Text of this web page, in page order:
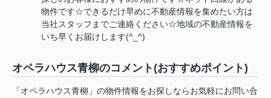
物件です☆できるだけ早めに不動産情報を集めたい方は
当社スタッフまでご連絡ください☆地域の不動産情報を
いち早くお届けします(^_^)
オペラハウス青柳のコメント(おすすめポイント)
「オペラハウス青柳」の物件情報をお探しならお気軽にお問い合